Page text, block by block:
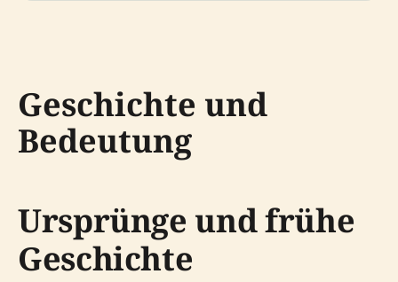
Geschichte und
Bedeutung
Ursprünge und frühe
Geschichte